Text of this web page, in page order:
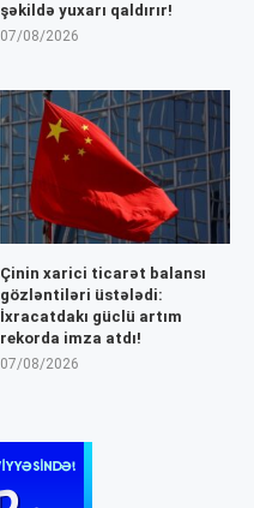
şəkildə yuxarı qaldırır!
07/08/2026
Çinin xarici ticarət balansı
gözləntiləri üstələdi:
İxracatdakı güclü artım
rekorda imza atdı!
07/08/2026